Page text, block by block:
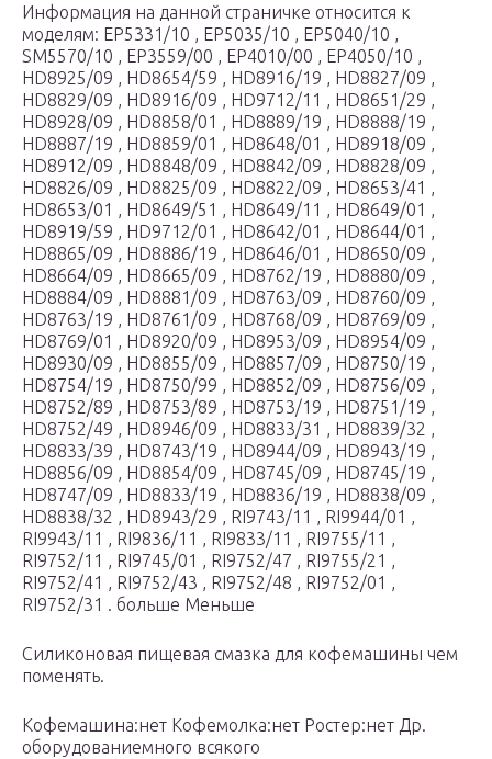
Информация на данной страничке относится к
моделям: EP5331/10 , EP5035/10 , EP5040/10 ,
SM5570/10 , EP3559/00 , EP4010/00 , EP4050/10 ,
HD8925/09 , HD8654/59 , HD8916/19 , HD8827/09 ,
HD8829/09 , HD8916/09 , HD9712/11 , HD8651/29 ,
HD8928/09 , HD8858/01 , HD8889/19 , HD8888/19 ,
HD8887/19 , HD8859/01 , HD8648/01 , HD8918/09 ,
HD8912/09 , HD8848/09 , HD8842/09 , HD8828/09 ,
HD8826/09 , HD8825/09 , HD8822/09 , HD8653/41 ,
HD8653/01 , HD8649/51 , HD8649/11 , HD8649/01 ,
HD8919/59 , HD9712/01 , HD8642/01 , HD8644/01 ,
HD8865/09 , HD8886/19 , HD8646/01 , HD8650/09 ,
HD8664/09 , HD8665/09 , HD8762/19 , HD8880/09 ,
HD8884/09 , HD8881/09 , HD8763/09 , HD8760/09 ,
HD8763/19 , HD8761/09 , HD8768/09 , HD8769/09 ,
HD8769/01 , HD8920/09 , HD8953/09 , HD8954/09 ,
HD8930/09 , HD8855/09 , HD8857/09 , HD8750/19 ,
HD8754/19 , HD8750/99 , HD8852/09 , HD8756/09 ,
HD8752/89 , HD8753/89 , HD8753/19 , HD8751/19 ,
HD8752/49 , HD8946/09 , HD8833/31 , HD8839/32 ,
HD8833/39 , HD8743/19 , HD8944/09 , HD8943/19 ,
HD8856/09 , HD8854/09 , HD8745/09 , HD8745/19 ,
HD8747/09 , HD8833/19 , HD8836/19 , HD8838/09 ,
HD8838/32 , HD8943/29 , RI9743/11 , RI9944/01 ,
RI9943/11 , RI9836/11 , RI9833/11 , RI9755/11 ,
RI9752/11 , RI9745/01 , RI9752/47 , RI9755/21 ,
RI9752/41 , RI9752/43 , RI9752/48 , RI9752/01 ,
RI9752/31 . больше Меньше
Силиконовая пищевая смазка для кофемашины чем
поменять.
Кофемашина:нет Кофемолка:нет Ростер:нет Др.
оборудованиемного всякого